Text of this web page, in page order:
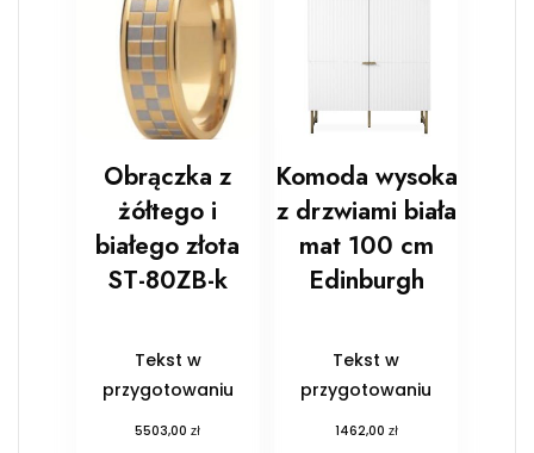
Obrączka z
żółtego i
białego złota
ST-80ZB-k
Tekst w
przygotowaniu
5503,00zł
Komoda wysoka
z drzwiami biała
mat 100 cm
Edinburgh
Tekst w
przygotowaniu
1462,00 zł